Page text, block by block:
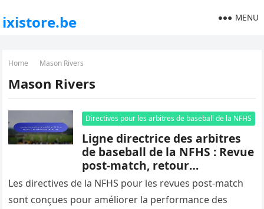
ixistore.be MENU
Home Mason Rivers
Mason Rivers
Directives pour les arbitres de baseball de la NFHS
Ligne directrice des arbitres
de baseball de la NFHS : Revue
post-match, retour
d’information, amélioration
Les directives de la NFHS pour les revues post-match
sont conçues pour améliorer la performance des